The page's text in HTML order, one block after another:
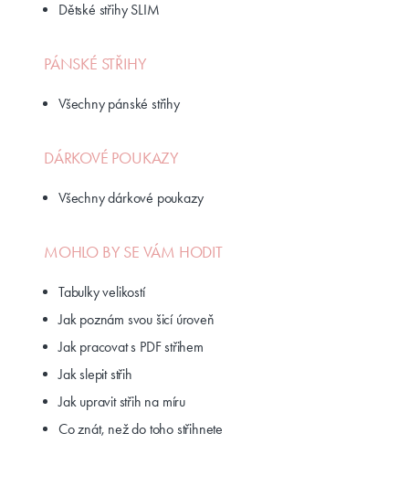
Dětské střihy SLIM
PÁNSKÉ STŘIHY
Všechny pánské střihy
DÁRKOVÉ POUKAZY
Všechny dárkové poukazy
MOHLO BY SE VÁM HODIT
Tabulky velikostí
Jak poznám svou šicí úroveň
Jak pracovat s PDF střihem
Jak slepit střih
Jak upravit střih na míru
Co znát, než do toho střihnete